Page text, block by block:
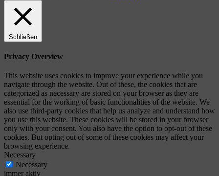
Schließen
Privacy Overview
This website uses cookies to improve your experience while you
navigate through the website. Out of these, the cookies that are
categorized as necessary are stored on your browser as they are
essential for the working of basic functionalities of the website. We
also use third-party cookies that help us analyze and understand how
you use this website. These cookies will be stored in your browser
only with your consent. You also have the option to opt-out of these
cookies. But opting out of some of these cookies may affect your
browsing experience.
Necessary
Necessary
immer aktiv